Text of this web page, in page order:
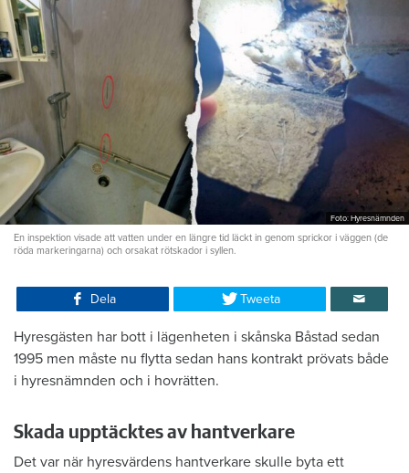
Foto: Hyresnämnden
En inspektion visade att vatten under en längre tid läckt in genom sprickor i väggen (de
röda markeringarna) och orsakat rötskador i syllen.
Dela Tweeta
Hyresgästen har bott i lägenheten i skånska Båstad sedan
1995 men måste nu flytta sedan hans kontrakt prövats både
i hyresnämnden och i hovrätten.
Skada upptäcktes av hantverkare
Det var när hyresvärdens hantverkare skulle byta ett